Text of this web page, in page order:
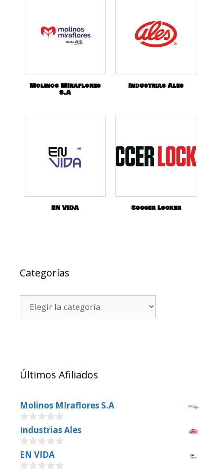
Molinos MIraflores
S.A
Industrias Ales
EN VIDA Soccer Locker
Categorías
Últimos Afiliados
Molinos MIraflores S.A
0
o
u
t
o
f
Industrias Ales
0
o
u
EN VIDA